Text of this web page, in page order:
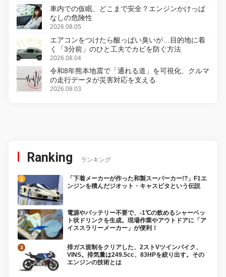
車内での仮眠、どこまで安全？エンジンかけっぱ
なしの危険性
2026.08.05
エアコンをつけたら酸っぱい臭いが…目的地に着
く「3分前」のひと工夫でカビを防ぐ方法
2026.08.04
令和8年熊本地震で「通れる道」を可視化、クルマ
の走行データが災害対応を支える
2026.08.03
Ranking ランキング
「下着メーカーが作った和製スーパーカー!?」F1エ
ンジンを積んだジオット・キャスピタという伝説
電源やバッテリー不要で、-1℃の飲めるシャーベッ
ト状ドリンクを生成。現場作業やアウトドアに「ア
イススラリーメーカー」が便利！
排ガス規制をクリアした、2ストVツインバイク、
VINS。排気量は249.5cc、83HPを絞り出す。その
エンジンの技術とは